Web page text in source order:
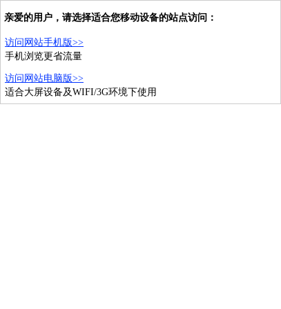
亲爱的用户，请选择适合您移动设备的站点访问：
访问网站手机版>>
手机浏览更省流量
访问网站电脑版>>
适合大屏设备及WIFI/3G环境下使用